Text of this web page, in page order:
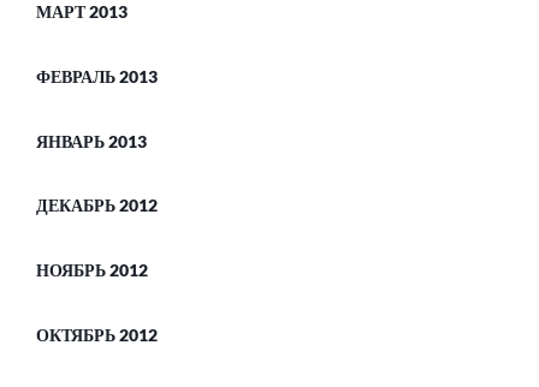
МАРТ 2013
ФЕВРАЛЬ 2013
ЯНВАРЬ 2013
ДЕКАБРЬ 2012
НОЯБРЬ 2012
ОКТЯБРЬ 2012